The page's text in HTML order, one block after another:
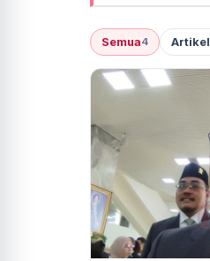
Semua4 Artikel